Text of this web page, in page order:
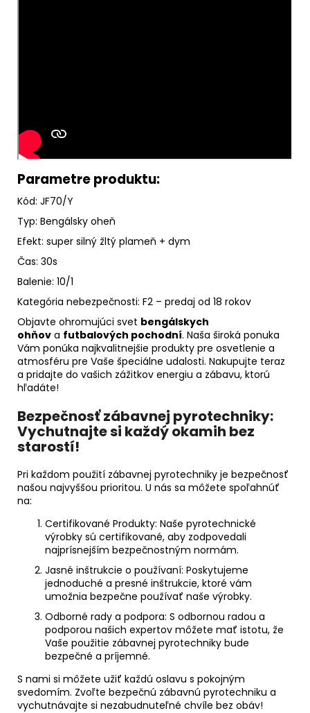
Parametre produktu:
Kód: JF70/Y
Typ: Bengálsky oheň
Efekt: super silný žltý plameň + dym
Čas: 30s
Balenie: 10/1
Kategória nebezpečnosti: F2 – predaj od 18 rokov
Objavte ohromujúci svet bengálskych
ohňov a futbalových pochodní. Naša široká ponuka
Vám ponúka najkvalitnejšie produkty pre osvetlenie a
atmosféru pre Vaše špeciálne udalosti. Nakupujte teraz
a pridajte do vašich zážitkov energiu a zábavu, ktorú
hľadáte!
Bezpečnosť zábavnej pyrotechniky:
Vychutnajte si každý okamih bez
starostí!
Pri každom použití zábavnej pyrotechniky je bezpečnosť
našou najvyššou prioritou. U nás sa môžete spoľahnúť
na:
Certifikované Produkty: Naše pyrotechnické
výrobky sú certifikované, aby zodpovedali
najprísnejším bezpečnostným normám.
Jasné inštrukcie o používaní: Poskytujeme
jednoduché a presné inštrukcie, ktoré vám
umožnia bezpečne používať naše výrobky.
Odborné rady a podpora: S odbornou radou a
podporou našich expertov môžete mať istotu, že
Vaše použitie zábavnej pyrotechniky bude
bezpečné a príjemné.
S nami si môžete užiť každú oslavu s pokojným
svedomím. Zvoľte bezpečnú zábavnú pyrotechniku a
vychutnávajte si nezabudnuteľné chvíle bez obáv!